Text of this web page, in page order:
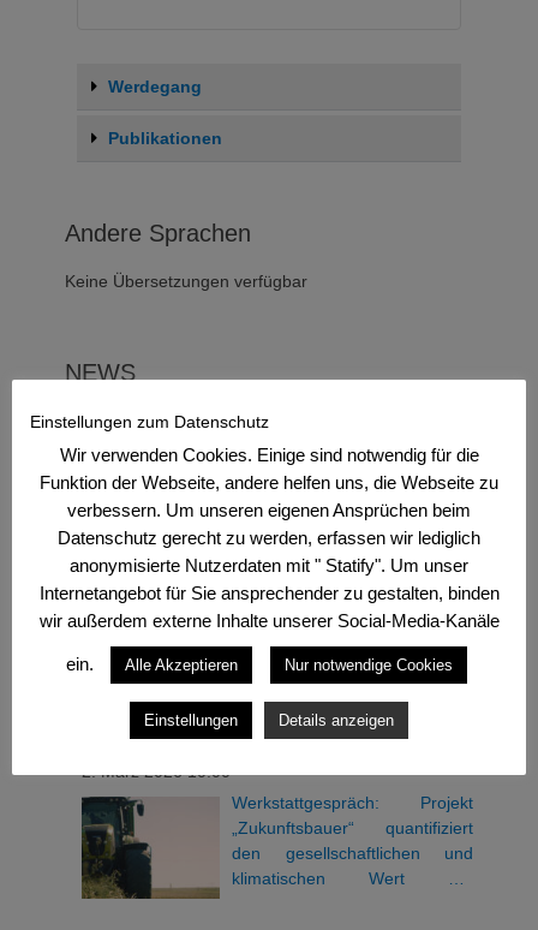
Werdegang
Publikationen
Andere Sprachen
Keine Übersetzungen verfügbar
NEWS
20. Juli 2026 10:00
AgroMissionHub 2026 zeigt
zukunftsweisende
Forschungsprojekte mit zwei
Projekten des Biomasse-
Instituts
28. Mai 2026 16:20
Nachruf auf Prof. Dr. Hans-
Achim Reiman
2. März 2026 10:00
Werkstattgespräch: Projekt
„Zukunftsbauer“ quantifiziert
den gesellschaftlichen und
klimatischen Wert der
Einstellungen zum Datenschutz
Wir verwenden Cookies. Einige sind notwendig für die
Funktion der Webseite, andere helfen uns, die Webseite zu
verbessern. Um unseren eigenen Ansprüchen beim
Datenschutz gerecht zu werden, erfassen wir lediglich
anonymisierte Nutzerdaten mit " Statify". Um unser
Internetangebot für Sie ansprechender zu gestalten, binden
wir außerdem externe Inhalte unserer Social-Media-Kanäle
ein. Alle Akzeptieren Nur notwendige Cookies
Einstellungen Details anzeigen